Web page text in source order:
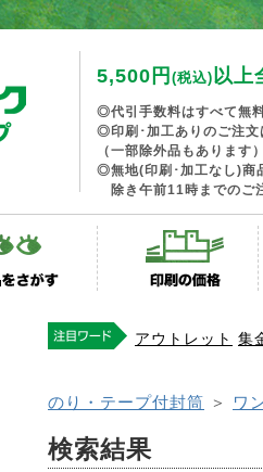
5,500円 (税込)以上
◎代引手数料はすべて無
◎印刷･加工ありのご注文
（一部除外品もあります
◎無地(印刷･加工なし)商
除き午前11時までのご
アウトレット 集
のり・テープ付封筒 ＞ ワ
検索結果